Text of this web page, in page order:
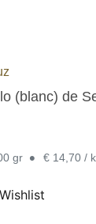
(blanc) de
gr • €